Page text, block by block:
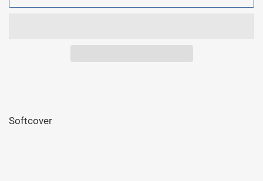
Softcover